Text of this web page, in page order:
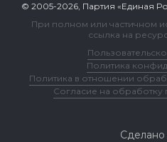
© 2005-2026, Партия «Единая
При полном или частичном
ссылка на
Политика
Политика в отношении
Согласие на обработку
Сделано